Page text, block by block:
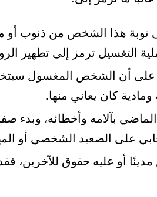
توبة هذا الشخص من ذنوب أو
التغسيل ترمز إلى تطهير
على أن الشخص المغسول
كان يعاني منها.
بآلامه وأخطائه، وبدء
على الصعيد الشخصي أو
أو عليه حقوق للآخرين،